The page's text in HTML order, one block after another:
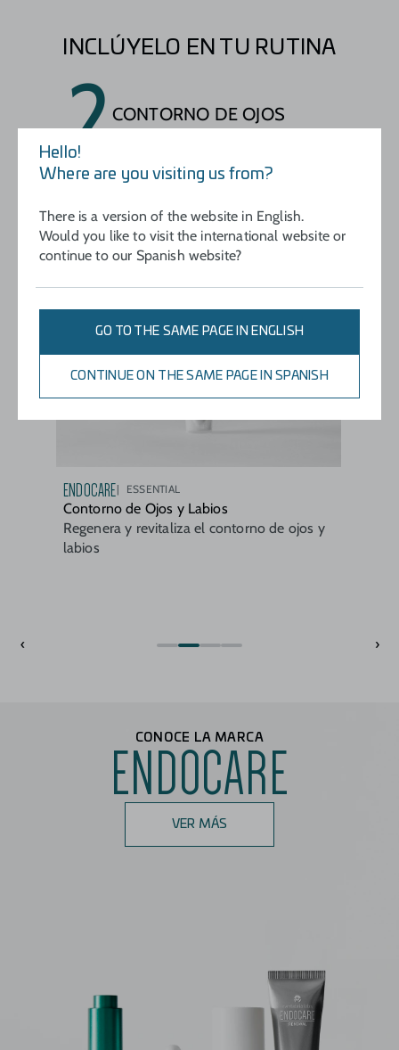
INCLÚYELO EN TU RUTINA
2CONTORNO DE OJOS
ENDOCARE ESSENTIAL
Contorno de Ojos y Labios
Regenera y revitaliza el contorno de ojos y
labios
‹ ›
CONOCE LA MARCA
ENDOCARE
VER MÁS
Hello!
Where are you visiting us from?
There is a version of the website in English.
Would you like to visit the international website or
continue to our Spanish website?
GO TO THE SAME PAGE IN ENGLISH
CONTINUE ON THE SAME PAGE IN SPANISH